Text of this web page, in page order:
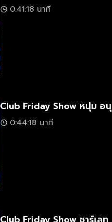
0:41:18 นาที
Club Friday Show หนุ่ม อ
0:44:18 นาที